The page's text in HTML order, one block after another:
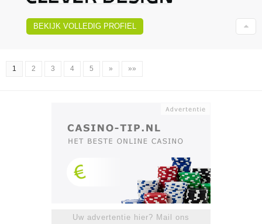
BEKIJK VOLLEDIG PROFIEL
1 2 3 4 5 » »»
Uw advertentie hier? Mail ons